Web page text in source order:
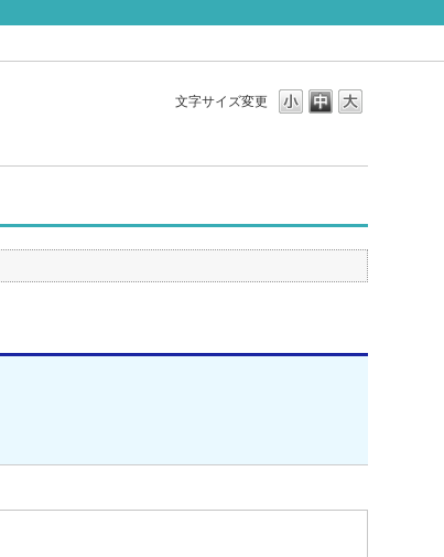
文字サイズ変更